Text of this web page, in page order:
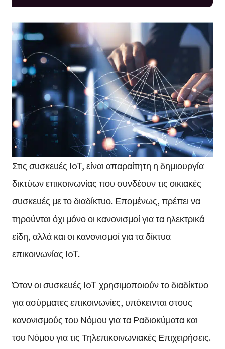
Στις συσκευές IoT, είναι απαραίτητη η δημιουργία
δικτύων επικοινωνίας που συνδέουν τις οικιακές
συσκευές με το διαδίκτυο. Επομένως, πρέπει να
τηρούνται όχι μόνο οι κανονισμοί για τα ηλεκτρικά
είδη, αλλά και οι κανονισμοί για τα δίκτυα
επικοινωνίας IoT.
Όταν οι συσκευές IoT χρησιμοποιούν το διαδίκτυο
για ασύρματες επικοινωνίες, υπόκεινται στους
κανονισμούς του Νόμου για τα Ραδιοκύματα και
του Νόμου για τις Τηλεπικοινωνιακές Επιχειρήσεις.